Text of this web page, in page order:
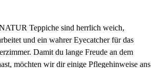
Teppiche sind herrlich weich,
und ein wahrer Eyecatcher für das
Damit du lange Freude an dem
möchten wir dir einige Pflegehinweise ans